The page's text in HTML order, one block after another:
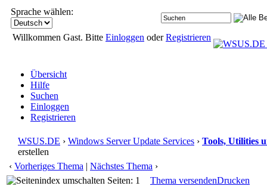
Sprache wählen:
Willkommen Gast. Bitte Einloggen oderRegistrieren
Übersicht
Hilfe
Suchen
Einloggen
Registrieren
WSUS.DE › Windows Server Update Services › Tools, Utilities
erstellen
‹ Vorheriges Thema | Nächstes Thema ›
Seiten: 1
Thema versendenDrucken